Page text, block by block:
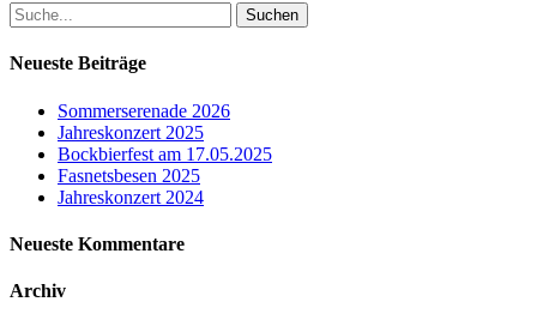
Suchen
nach:
Neueste Beiträge
Sommerserenade 2026
Jahreskonzert 2025
Bockbierfest am 17.05.2025
Fasnetsbesen 2025
Jahreskonzert 2024
Neueste Kommentare
Archiv